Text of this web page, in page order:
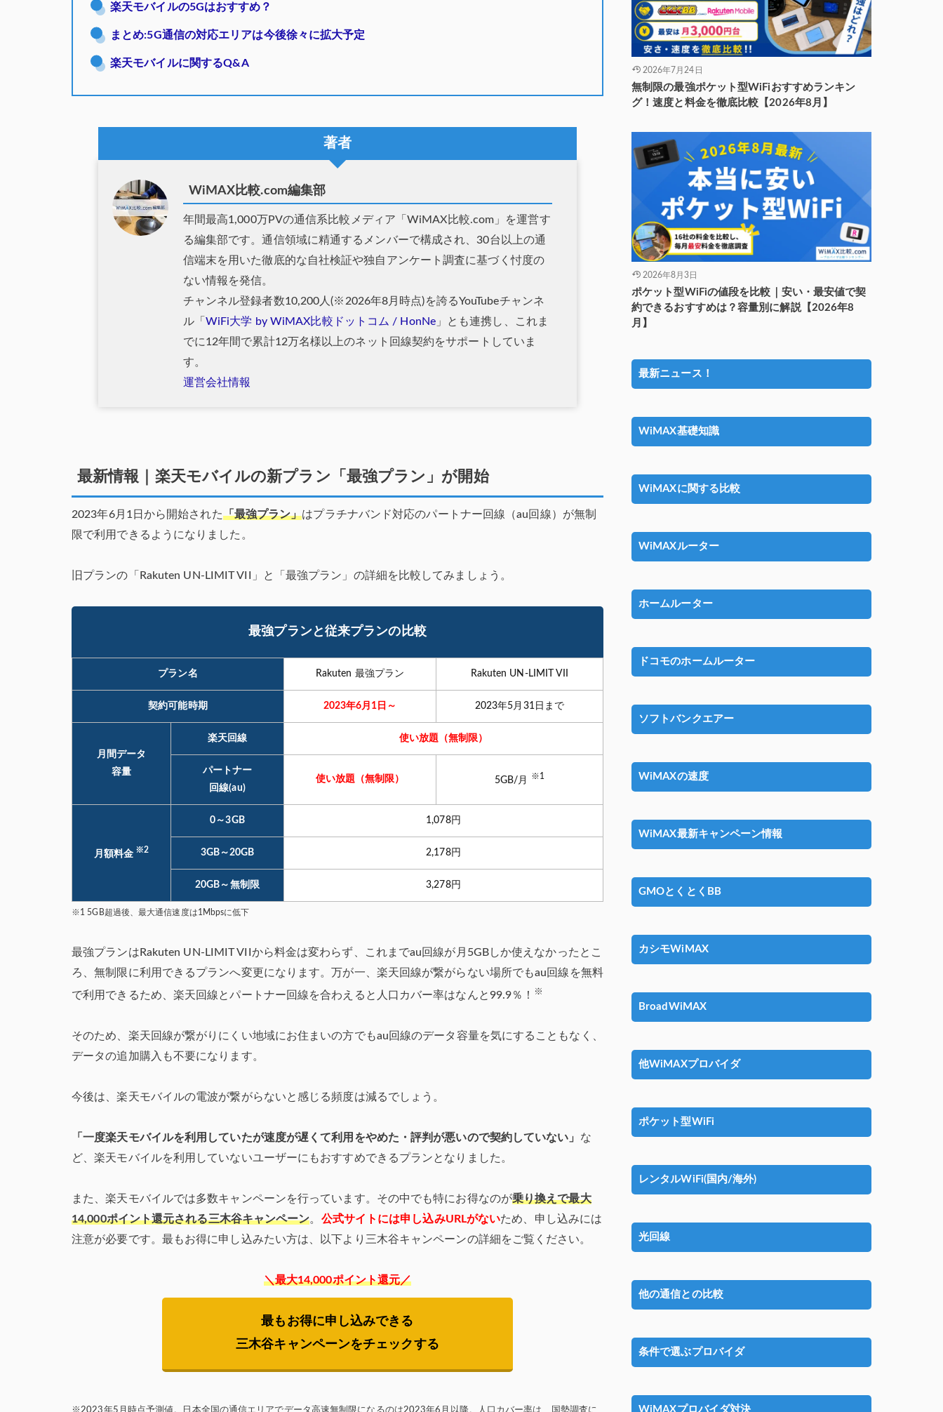
楽天モバイルの5Gはおすすめ？
まとめ:5G通信の対応エリアは今後徐々に拡大予定
楽天モバイルに関するQ&A
著者
WiMAX比較.com編集部
年間最高1,000万PVの通信系比較メディア「WiMAX比較.com」を運営す
る編集部です。通信領域に精通するメンバーで構成され、30台以上の通
信端末を用いた徹底的な自社検証や独自アンケート調査に基づく忖度の
ない情報を発信。
チャンネル登録者数10,200人(※2026年8月時点)を誇るYouTubeチャンネ
ル「 WiFi大学 by WiMAX比較ドットコム / HonNe」とも連携し、これま
でに12年間で累計12万名様以上のネット回線契約をサポートしていま
す。
運営会社情報
最新情報｜楽天モバイルの新プラン「最強プラン」が開始
2023年6月1日から開始された「最強プラン」はプラチナバンド対応のパートナー回線（au回線）が無制
限で利用できるようになりました。
旧プランの「Rakuten UN-LIMIT VII」と「最強プラン」の詳細を比較してみましょう。
最強プランと従来プランの 比較
プラン名 Rakuten 最強プラン Rakuten UN-LIMIT VII
契約可能時期 2023年6月1日～ 2023年5月31日まで
月間データ
容量
楽天回線 使い放題（無制限）
パートナー
回線(au)
使い放題 （無制限） 5GB/月 ※1
月額料金 ※2
0～3GB 1,078円
3GB～20GB 2,178円
20GB～無制限 3,278円
※1 5GB超過後、最大通信速度は1Mbpsに低下
最強プランはRakuten UN-LIMIT VIIから料金は変わらず、
これまでau回線が月5GBしか使えなかったとこ
ろ、無制限に利用できるプランへ変更になります。
万が一、楽天回線が繋がらない場所でもau回線を無料
で利用できるため、楽天回線とパートナー回線を合わえると 人口カバー率はなんと99.9％！ ※
そのため、楽天回線が繋がりにくい地域にお住まいの方でもau回線のデータ容量を気にすることもなく、
データの追加購入も不要になります。
今後は、楽天モバイルの電波が繋がらないと感じる頻度は減るでしょう。
「一度楽天モバイルを利用していたが速度が遅くて利用をやめた・評判が悪いので契約していない」 な
ど、楽天モバイルを利用していないユーザーにもおすすめできるプランとなりました。
また、楽天モバイルでは多数キャンペーンを行っています。その中でも特にお得なのが乗り換えで最大
14,000ポイント還元される三木谷キャンペーン。 公式サイトには申し込みURLがないため、申し込みには
注意が必要です。最もお得に申し込みたい方は、以下より三木谷キャンペーンの詳細をご覧ください。
＼最大14,000ポイント還元／
最もお得に申し込みできる
三木谷キャンペーンをチェックする
※2023年5月時点予測値。日本全国の通信エリアでデータ高速無制限になるのは2023年6月以降。人口カバー率は、国勢調査に
2026年7月24日
無制限の最強ポケット型WiFiおすすめランキン
グ！速度と料金を徹底比較【2026年8月】
2026年8月3日
ポケット型WiFiの値段を比較｜安い・最安値で契
約できるおすすめは？容量別に解説【2026年8
月】
最新ニュース！
WiMAX基礎知識
WiMAXに関する比較
WiMAXルーター
ホームルーター
ドコモのホームルーター
ソフトバンクエアー
WiMAXの速度
WiMAX最新キャンペーン情報
GMOとくとくBB
カシモWiMAX
BroadWiMAX
他WiMAXプロバイダ
ポケット型WiFi
レンタルWiFi(国内/海外)
光回線
他の通信との比較
条件で選ぶプロバイダ
WiMAXプロバイダ対決